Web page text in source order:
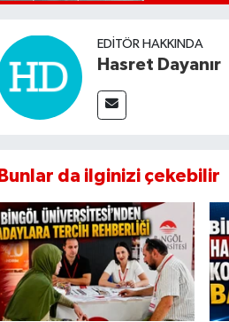
EDITÖR HAKKINDA
Hasret Dayanır
Bunlar da ilginizi çekebilir